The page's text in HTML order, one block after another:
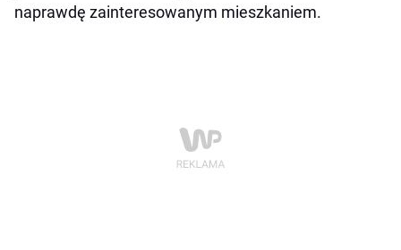
naprawdę zainteresowanym mieszkaniem.